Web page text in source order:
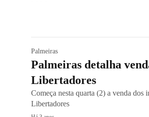
Palmeiras
Palmeiras detalha
Libertadores
Começa nesta quarta (2) a venda dos
Libertadores